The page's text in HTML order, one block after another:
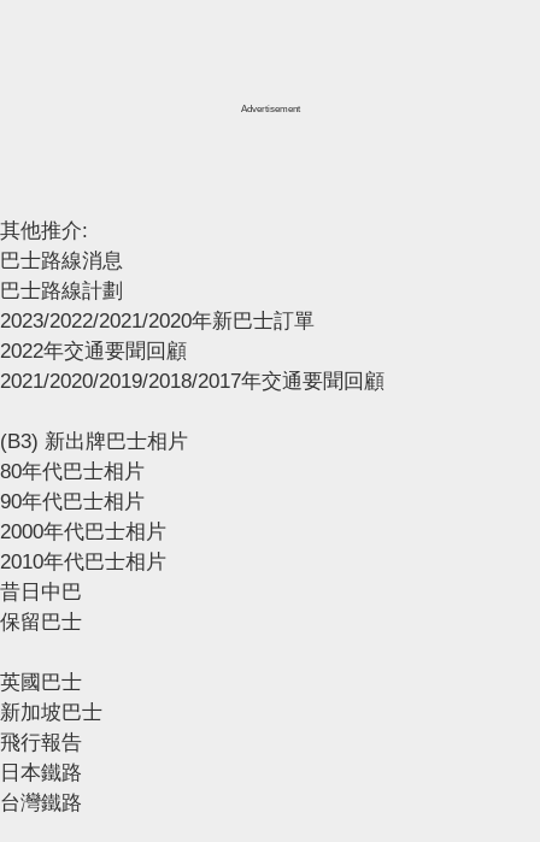
Advertisement
其他推介:
巴士路線消息
巴士路線計劃
2023/2022/2021/2020年新巴士訂單
2022年交通要聞回顧
2021/2020/2019/2018/2017年交通要聞回顧
(B3) 新出牌巴士相片
80年代巴士相片
90年代巴士相片
2000年代巴士相片
2010年代巴士相片
昔日中巴
保留巴士
英國巴士
新加坡巴士
飛行報告
日本鐵路
台灣鐵路